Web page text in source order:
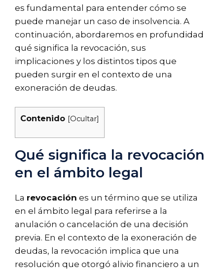
es fundamental para entender cómo se
puede manejar un caso de insolvencia. A
continuación, abordaremos en profundidad
qué significa la revocación, sus
implicaciones y los distintos tipos que
pueden surgir en el contexto de una
exoneración de deudas.
Contenido [Ocultar]
Qué significa la revocación
en el ámbito legal
La revocación es un término que se utiliza
en el ámbito legal para referirse a la
anulación o cancelación de una decisión
previa. En el contexto de la exoneración de
deudas, la revocación implica que una
resolución que otorgó alivio financiero a un